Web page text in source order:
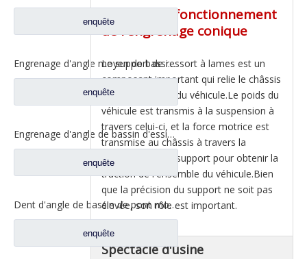
enquête
Engrenage d'angle moyen de bassin de pont pour les pièces de rechange WG7121320252 de camion de Sinotruk Steyr
enquête
Engrenage d'angle de bassin d'essieu arrière pour pièces de rechange de camion Sinotruk Steyr 199012320177
enquête
Dent d'angle de bassin de pont moyen pour pièces de rechange AZ9981320154 de camion de Sinotruk Howo AC16
enquête
Principe de fonctionnement
de l'engrenage conique
Le support de ressort à lames est un
composant important qui relie le châssis
et la suspension du véhicule.Le poids du
véhicule est transmis à la suspension à
travers celui-ci, et la force motrice est
transmise au châssis à travers la
suspension et le support pour obtenir la
traction de l'ensemble du véhicule.Bien
que la précision du support ne soit pas
élevée, son rôle est important.
Spectacle d'usine